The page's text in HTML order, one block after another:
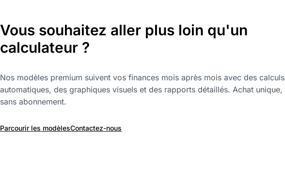
Vous souhaitez aller plus loin qu'un
calculateur ?
Nos modèles premium suivent vos finances mois après mois avec des calculs
automatiques, des graphiques visuels et des rapports détaillés. Achat unique,
sans abonnement.
Parcourir les modèlesContactez-nous